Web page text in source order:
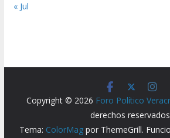
« Jul
Copyright © 2026 Foro Político
derechos
Tema: ColorMag por ThemeGrill.